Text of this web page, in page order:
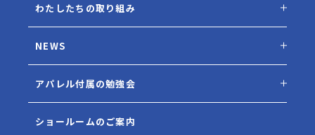
わたしたちの取り組み
NEWS
アパレル付属の勉強会
ショールームのご案内